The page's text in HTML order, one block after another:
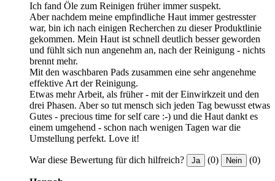
Ich fand Öle zum Reinigen früher immer suspekt.
Aber nachdem meine empfindliche Haut immer gestresster
war, bin ich nach einigen Recherchen zu dieser Produktlinie
gekommen. Mein Haut ist schnell deutlich besser geworden
und fühlt sich nun angenehm an, nach der Reinigung - nichts
brennt mehr.
Mit den waschbaren Pads zusammen eine sehr angenehme
effektive Art der Reinigung.
Etwas mehr Arbeit, als früher - mit der Einwirkzeit und den
drei Phasen. Aber so tut mensch sich jeden Tag bewusst etwas
Gutes - precious time for self care :-) und die Haut dankt es
einem umgehend - schon nach wenigen Tagen war die
Umstellung perfekt. Love it!
War diese Bewertung für dich hilfreich? Ja (0) Nein (0)